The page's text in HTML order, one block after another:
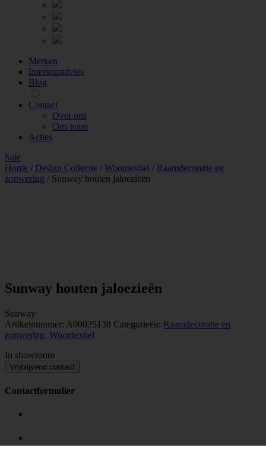
Merken
Interieuradvies
Blog
Contact
Over ons
Ons team
Acties
Sale
Home / Design Collectie / Woontextiel / Raamdecoratie en
zonwering / Sunway houten jaloezieën
Sunway houten jaloezieën
Sunway
Artikelnummer: A00025138 Categorieën: Raamdecoratie en
zonwering, Woontextiel
In showroom
Vrijblijvend contact
Contactformulier